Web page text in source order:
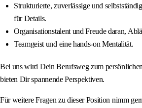
Strukturierte, zuverlässige und
für Details.
Organisationstalent und Freude daran,
Teamgeist und eine hands‑on Mentalität.
Bei uns wird Dein Berufsweg zum
bieten Dir spannende Perspektiven.
Für weitere Fragen zu dieser Position nimm